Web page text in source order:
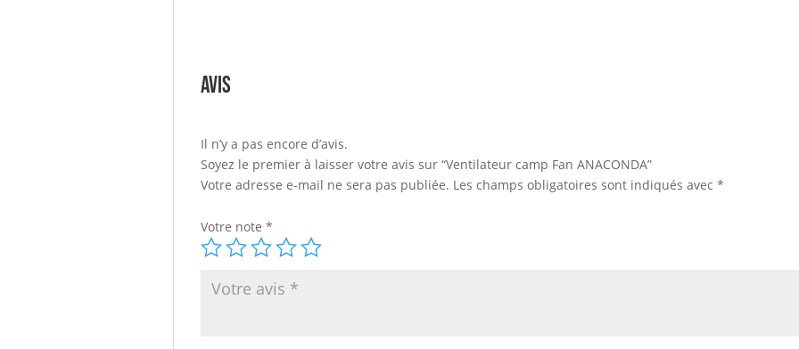
Avis
Il n’y a pas encore d’avis.
Soyez le premier à laisser votre avis sur “Ventilateur camp Fan ANACONDA”
Votre adresse e-mail ne sera pas publiée. Les champs obligatoires sont indiqués avec *
Votre note *